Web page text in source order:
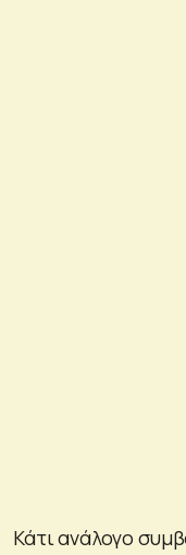
Κάτι ανάλογο